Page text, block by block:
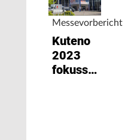
Messevorbericht
Kuteno
2023
fokussiert